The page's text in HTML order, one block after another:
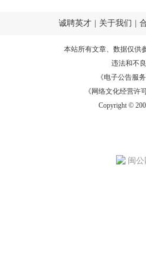
诚聘英才 关于我们
本站所有文章、数据仅供
违法和不
《电子公告服务
《网络文化经营许
Copyright ©
闽公